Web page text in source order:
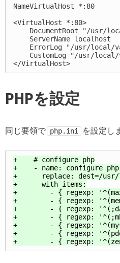
NameVirtualHost *:80
<VirtualHost *:80>
DocumentRoot "/usr/
    ServerName localhost
ErrorLog "/usr/local/
CustomLog "/usr/
PHPを設定
同じ要領で php.ini を設定し
+    # configure php
+    - name: configure
+      replace: dest=/usr/
+      with_items:
+        - { regexp:
+        - { regexp:
+        - { regexp:
+        - { regexp:
+        - { regexp:
+        - { regexp: